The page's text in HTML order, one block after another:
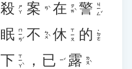
殺 ㄕㄚ 案 ㄢˋ 在 ㄗㄞˋ 警 ㄐㄧㄥˇ
眠 ㄇㄧㄢˊ 不 ㄅㄨˋ 休 ㄒㄧㄡ 的 ˙ㄉㄜ
下 ㄒㄧㄚˋ ， 已 ㄧˇ 露 ㄌㄡˋ